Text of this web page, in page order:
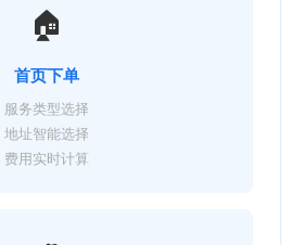
🏠
首页下单
服务类型选择
地址智能选择
费用实时计算